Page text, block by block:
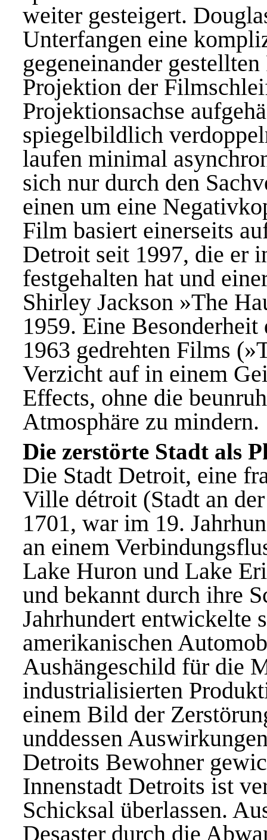
weiter gesteigert.
Unterfangen eine
gegeneinander
Projektion der
Projektionsachse
spiegelbildlich
laufen minimal
sich nur durch den
einen um eine
Film basiert einerseits
Detroit seit 1997, die er
festgehalten hat und
Shirley Jackson »The
1959. Eine
1963 gedrehten Films
Verzicht auf in einem
Effects, ohne die
Atmosphäre zu mindern.
Die zerstörte Stadt als
Die Stadt Detroit, eine
Ville détroit (Stadt an
1701, war im 19.
an einem
Lake Huron und Lake
und bekannt durch ihre
Jahrhundert entwickelte
amerikanischen
Aushängeschild für die
industrialisierten
einem Bild der
unddessen
Detroits Bewohner
Innenstadt Detroits ist
Schicksal überlassen.
Desaster durch die